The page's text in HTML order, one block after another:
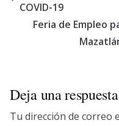
COVID-19
Feria de Empleo
Deja una respuesta
Tu dirección de correo